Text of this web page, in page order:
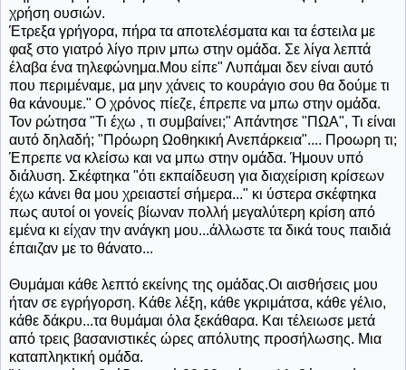
χρήση ουσιών.
Έτρεξα γρήγορα, πήρα τα αποτελέσματα και τα έστειλα με
φαξ στο γιατρό λίγο πριν μπω στην ομάδα. Σε λίγα λεπτά
έλαβα ένα τηλεφώνημα.Μου είπε" Λυπάμαι δεν είναι αυτό
που περιμέναμε, μα μην χάνεις το κουράγιο σου θα δούμε τι
θα κάνουμε." Ο χρόνος πίεζε, έπρεπε να μπω στην ομάδα.
Τον ρώτησα "Τι έχω , τι συμβαίνει;" Απάντησε "ΠΩΑ", Τι είναι
αυτό δηλαδή; "Πρόωρη Ωοθηκική Ανεπάρκεια".... Προωρη τι;
Έπρεπε να κλείσω και να μπω στην ομάδα. Ήμουν υπό
διάλυση. Σκέφτηκα "ότι εκπαίδευση για διαχείριση κρίσεων
έχω κάνει θα μου χρειαστεί σήμερα..." κι ύστερα σκέφτηκα
πως αυτοί οι γονείς βίωναν πολλή μεγαλύτερη κρίση από
εμένα κι είχαν την ανάγκη μου...άλλωστε τα δικά τους παιδιά
έπαιζαν με το θάνατο...
Θυμάμαι κάθε λεπτό εκείνης της ομάδας.Οι αισθήσεις μου
ήταν σε εγρήγορση. Κάθε λέξη, κάθε γκριμάτσα, κάθε γέλιο,
κάθε δάκρυ...τα θυμάμαι όλα ξεκάθαρα. Και τέλειωσε μετά
από τρεις βασανιστικές ώρες απόλυτης προσήλωσης. Μια
καταπληκτική ομάδα.